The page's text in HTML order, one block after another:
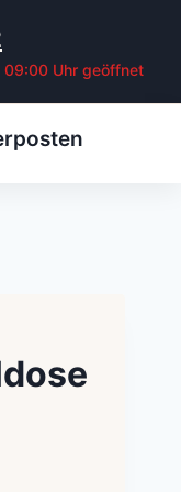
09:00 Uhr geöffnet